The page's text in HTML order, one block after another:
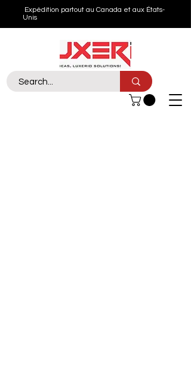
Expédition partout au Canada et aux États-
Unis